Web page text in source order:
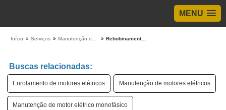
MENU
Início Serviços Rebobinamento de motores elétricos
Buscas relacionadas:
Enrolamento de motores elétricos Manutenção de motores elétricos
Manutenção de motor elétrico monofásico